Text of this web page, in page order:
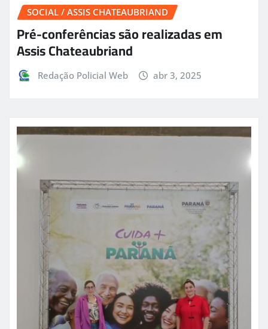
SOCIAL / ASSIS CHATEAUBRIAND
Pré-conferências são realizadas em
Assis Chateaubriand
Redação Policial Web abr 3, 2025